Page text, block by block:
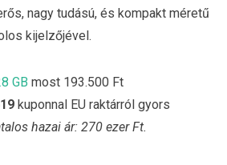
nagy tudású, és kompakt méretű
kijelzőjével.
GB most 193.500 Ft
kuponnal EU raktárról gyors
hazai ár: 270 ezer Ft.